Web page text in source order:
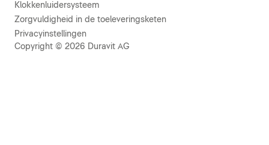
Klokkenluidersysteem
Zorgvuldigheid in de toeleveringsketen
Privacyinstellingen
Copyright © 2026 Duravit AG